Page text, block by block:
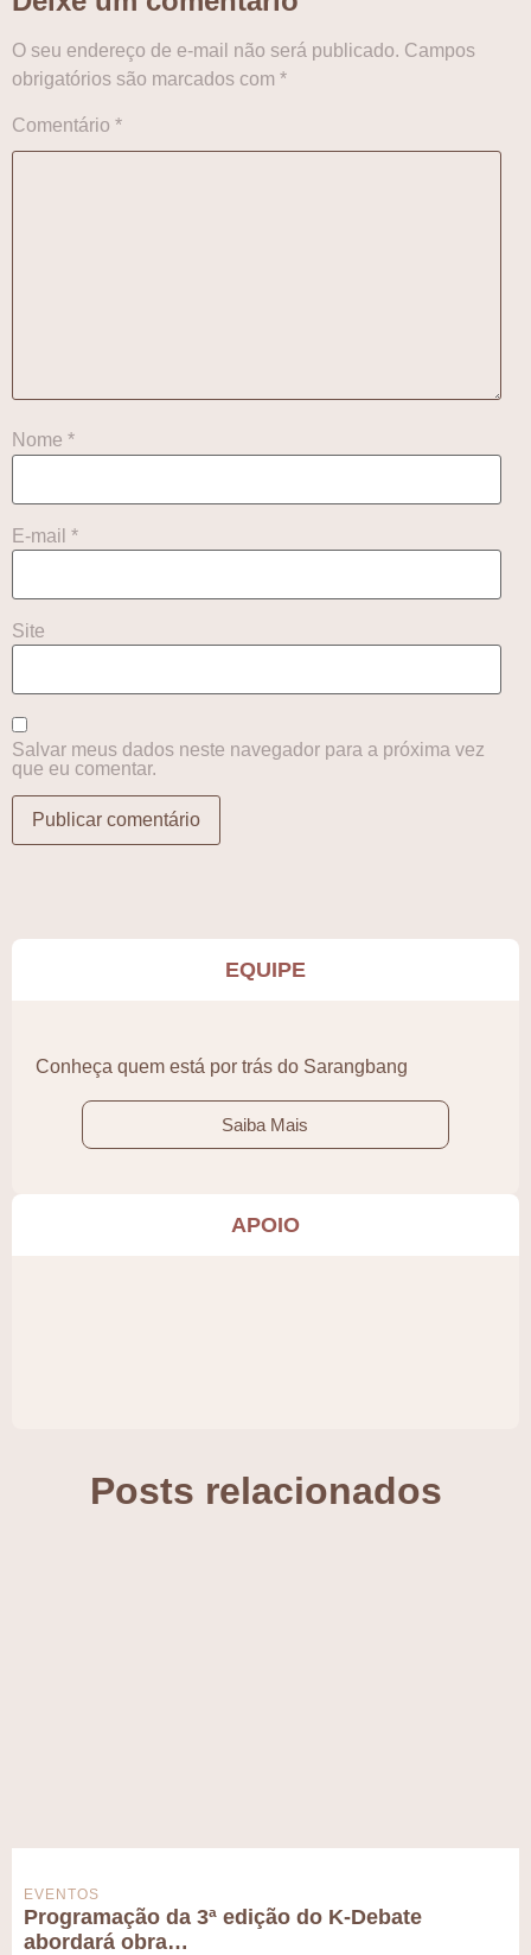
O seu endereço de e-mail não será publicado. Campos
obrigatórios são marcados com *
Comentário *
Nome *
E-mail *
Site
Salvar meus dados neste navegador para a próxima vez
que eu comentar.
EQUIPE
Conheça quem está por trás do Sarangbang
Saiba Mais
APOIO
Posts relacionados
EVENTOS
Programação da 3ª edição do K-Debate
abordará obra…